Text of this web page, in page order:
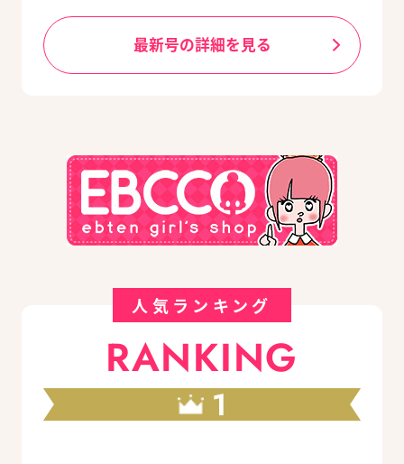
最新号の詳細を見る
人気ランキング
RANKING
1